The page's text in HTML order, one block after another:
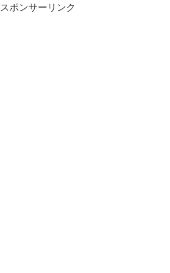
スポンサーリンク